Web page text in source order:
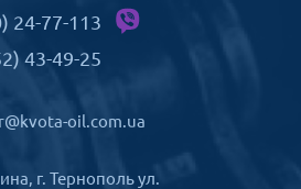
24-77-113
43-49-25
oil.com.ua
г. Тернополь ул.